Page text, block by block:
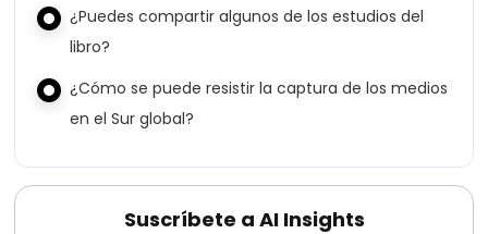
¿Puedes compartir algunos de los estudios del
libro?
¿Cómo se puede resistir la captura de los medios
en el Sur global?
Suscríbete a AI Insights